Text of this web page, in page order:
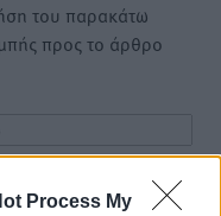
Process My
του παρακάτω
προς το άρθρο